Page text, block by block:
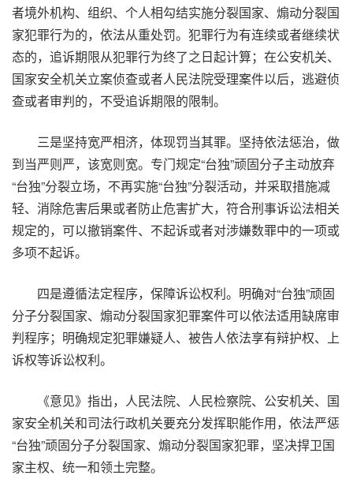
者境外机构、组织、个人相勾结实施分裂国家、煽动分裂国
家犯罪行为的，依法从重处罚。犯罪行为有连续或者继续状
态的，追诉期限从犯罪行为终了之日起计算；在公安机关、
国家安全机关立案侦查或者人民法院受理案件以后，逃避侦
查或者审判的，不受追诉期限的限制。
三是坚持宽严相济，体现罚当其罪。坚持依法惩治，做
到当严则严，该宽则宽。专门规定“台独”顽固分子主动放弃
“台独”分裂立场，不再实施“台独”分裂活动，并采取措施减
轻、消除危害后果或者防止危害扩大，符合刑事诉讼法相关
规定的，可以撤销案件、不起诉或者对涉嫌数罪中的一项或
多项不起诉。
四是遵循法定程序，保障诉讼权利。明确对“台独”顽固
分子分裂国家、煽动分裂国家犯罪案件可以依法适用缺席审
判程序；明确规定犯罪嫌疑人、被告人依法享有辩护权、上
诉权等诉讼权利。
《意见》指出，人民法院、人民检察院、公安机关、国
家安全机关和司法行政机关要充分发挥职能作用，依法严惩
“台独”顽固分子分裂国家、煽动分裂国家犯罪，坚决捍卫国
家主权、统一和领土完整。